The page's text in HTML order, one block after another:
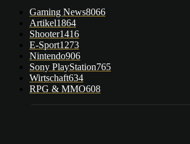
Gaming News8066
Artikel1864
Shooter1416
E-Sport1273
Nintendo906
Sony PlayStation765
Wirtschaft634
RPG & MMO608